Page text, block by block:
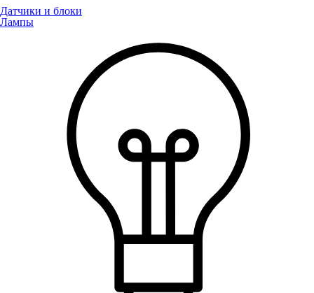
Датчики и блоки
Лампы